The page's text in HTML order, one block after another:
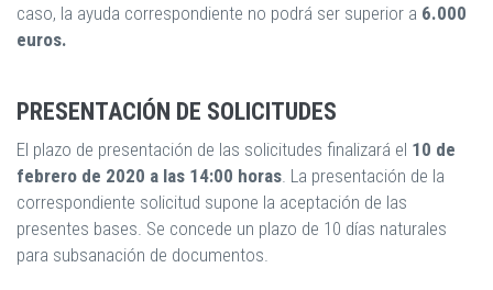
caso, la ayuda correspondiente no podrá ser superior a 6.000
euros.
PRESENTACIÓN DE SOLICITUDES
El plazo de presentación de las solicitudes finalizará el 10 de
febrero de 2020 a las 14:00 horas. La presentación de la
correspondiente solicitud supone la aceptación de las
presentes bases. Se concede un plazo de 10 días naturales
para subsanación de documentos.